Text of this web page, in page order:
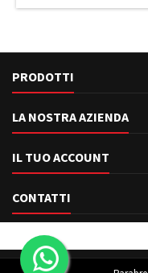
PRODOTTI
LA NOSTRA AZIENDA
IL TUO ACCOUNT
CONTATTI